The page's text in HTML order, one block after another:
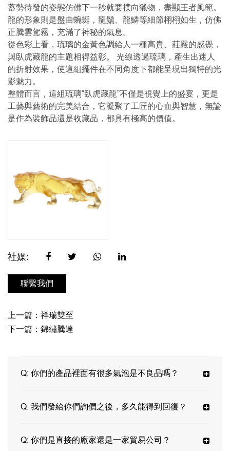
蓄勢待發的姿態仿佛下一秒就要撲向獵物，盡顯王者風範。
龍的形象則是盤曲蜿蜒，龍鬚、龍鱗等細節栩栩如生，仿佛
正騰雲駕霧，充滿了神秘的氣息。
從色彩上看，琉璃的金黃色調給人一種高貴、莊嚴的感覺，
與臥虎藏龍的主題相得益彰。 光線透過琉璃，產生出迷人
的折射效果，使這組擺件在不同角度下都能呈現出獨特的光
影魅力。
整體而言，這組琉璃“臥虎藏龍”不僅是視覺上的盛宴，更是
工藝與藝術的完美結合，它凝聚了工匠的心血與智慧，無論
是作為裝飾品還是收藏品，都具有極高的價值。
社媒:
聯繫我們
上一篇：祥瑞雙至
下一篇：錦繡騰達
Q: 你們的產品裡面有很多氣泡是不良品嗎？
Q: 我們發給你們詢價之後，多久能得到回復？
Q: 你們是直接的廠家還是一家貿易公司？